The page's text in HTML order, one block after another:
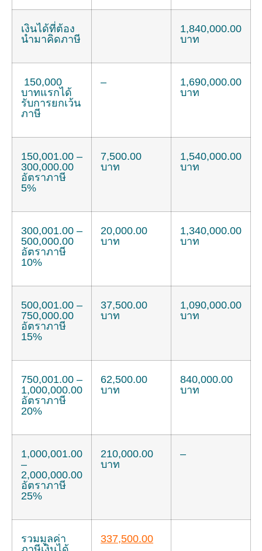
เงินได้ที่ต้อง
นำมาคิดภาษี
1,840,000.00
บาท
150,000
บาทแรกได้
รับการยกเว้น
ภาษี
–
1,690,000.00
บาท
150,001.00 –
300,000.00
อัตราภาษี
5%
7,500.00
บาท
1,540,000.00
บาท
300,001.00 –
500,000.00
อัตราภาษี
10%
20,000.00
บาท
1,340,000.00
บาท
500,001.00 –
750,000.00
อัตราภาษี
15%
37,500.00
บาท
1,090,000.00
บาท
750,001.00 –
1,000,000.00
อัตราภาษี
20%
62,500.00
บาท
840,000.00
บาท
1,000,001.00
–
2,000,000.00
อัตราภาษี
25%
210,000.00
บาท
–
รวมมูลค่า
337,500.00